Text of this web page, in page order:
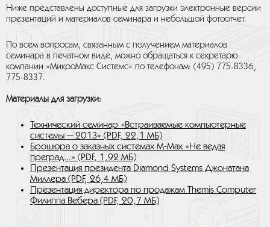
Ниже представлены доступные для загрузки электронные версии
презентаций и материалов семинара и небольшой фотоотчет.
По всем вопросам, связанным с получением материалов
семинара в печатном виде, можно обращаться к секретарю
компании «МикроМакс Системс» по телефонам: (495) 775-8336,
775-8337.
Материалы для загрузки:
Технический семинар «Встраиваемые компьютерные
системы — 2013» (PDF, 22,1 МБ)
Брошюра о заказных системах M-Max «Не ведая
преград...» (PDF, 1,92 MБ)
Презентация президента Diamond Systems Джонатана
Миллера (PDF, 26,4 МБ)
Презентация директора по продажам Themis Computer
Филиппа Вебера (PDF, 20,7 МБ)